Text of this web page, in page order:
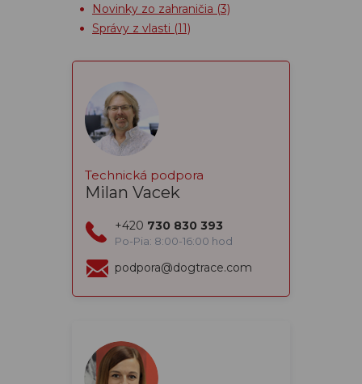
Novinky zo zahraničia (3)
Správy z vlasti (11)
Technická podpora
Milan Vacek
+420 730 830 393
Po-Pia: 8:00-16:00 hod
podpora@dogtrace.com